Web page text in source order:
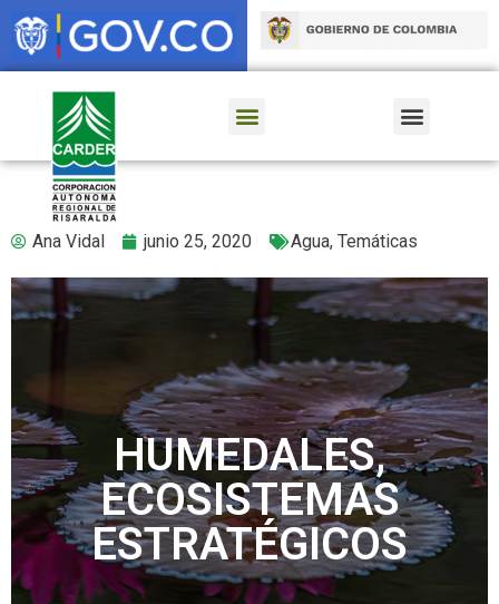
Ana Vidal junio 25, 2020 Agua, Temáticas
HUMEDALES,
ECOSISTEMAS
ESTRATÉGICOS